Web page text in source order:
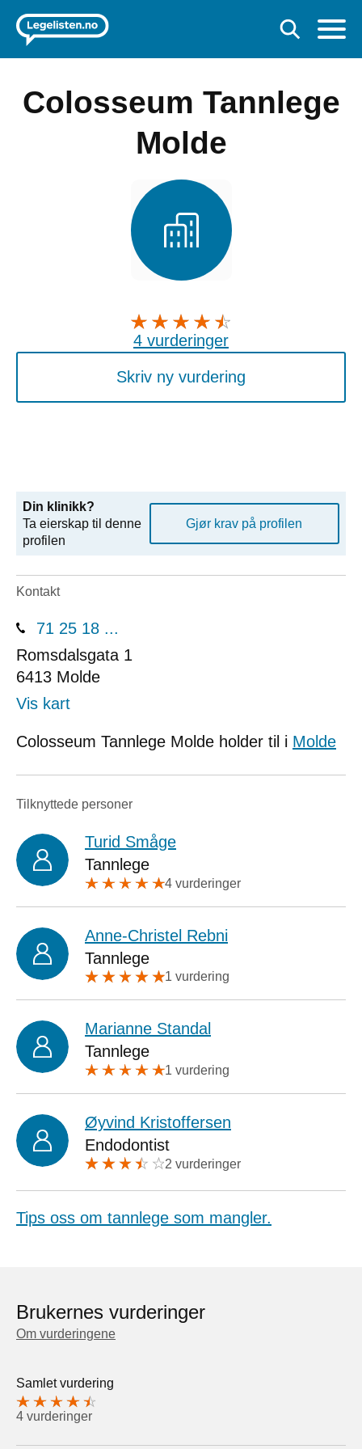
Colosseum Tannlege
Molde
4 vurderinger
Skriv ny vurdering
Din klinikk?
Ta eierskap til denne
profilen
Gjør krav på profilen
Kontakt
71 25 18 ...
Romsdalsgata 1
6413 Molde
Vis kart
Colosseum Tannlege Molde holder til i Molde
Tilknyttede personer
Turid Småge
Tannlege
4 vurderinger
Anne-Christel Rebni
Tannlege
1 vurdering
Marianne Standal
Tannlege
1 vurdering
Øyvind Kristoffersen
Endodontist
2 vurderinger
Tips oss om tannlege som mangler.
Brukernes vurderinger
Om vurderingene
Samlet vurdering
4 vurderinger